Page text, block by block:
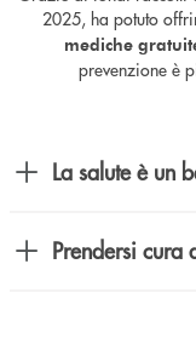
2025, ha potuto
mediche
prevenzione è
La salute è un
Prendersi cura